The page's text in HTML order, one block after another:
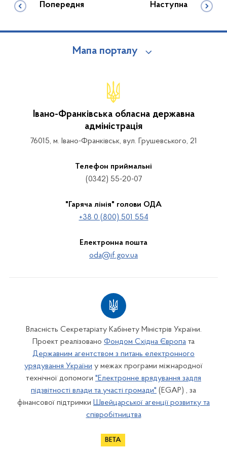
Попередня Наступна
Мапа порталу
Івано-Франківська обласна державна
адміністрація
76015, м. Івано-Франківськ, вул. Грушевського, 21
Телефон приймальні
(0342) 55-20-07
"Гаряча лінія" голови ОДА
+38 0 (800) 501 554
Електронна пошта
oda@if.gov.ua
Власність Секретаріату Кабінету Міністрів України.
Проект реалізовано Фондом Східна Європа та
Державним агентством з питань електронного
урядування України у межах програми міжнародної
технічної допомоги "Електронне врядування задля
підзвітності влади та участі громади" (EGAP) , за
фінансової підтримки Швейцарської агенції розвитку та
співробітництва